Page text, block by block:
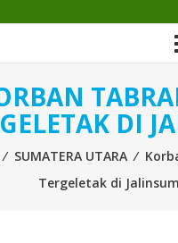
DI
⁄ SUMATERA UTARA ⁄
Tergeletak di Jalinsum